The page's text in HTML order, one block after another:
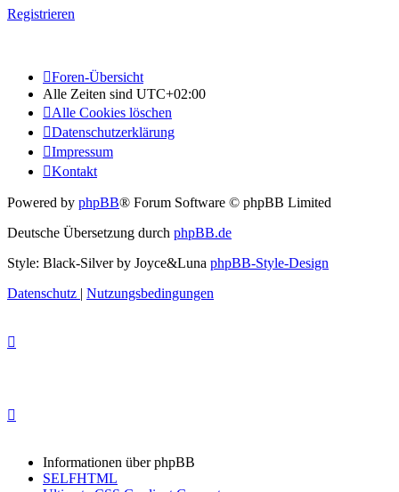
Registrieren
Foren-Übersicht
Alle Zeiten sind UTC+02:00
Alle Cookies löschen
Datenschutzerklärung
Impressum
Kontakt
Powered by phpBB® Forum Software © phpBB Limited
Deutsche Übersetzung durch phpBB.de
Style: Black-Silver by Joyce&Luna phpBB-Style-Design
Datenschutz | Nutzungsbedingungen
Informationen über phpBB
SELFHTML